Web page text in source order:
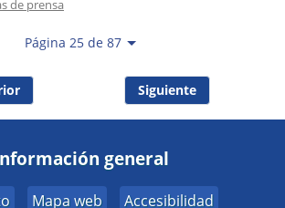
de prensa
Página 25 de 87
Siguiente
general
Mapa web
Accesibilidad